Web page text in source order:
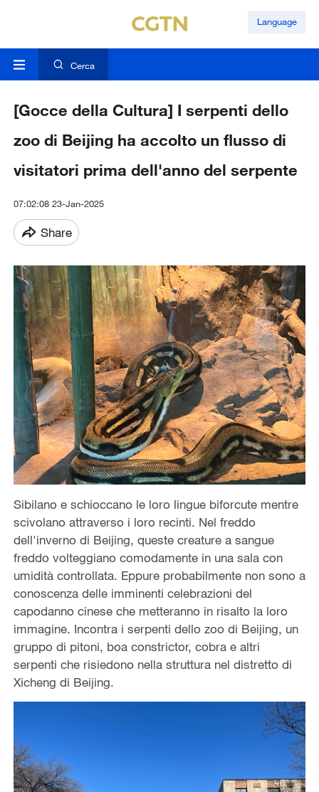
Language
Cerca
[Gocce della Cultura] I serpenti dello
zoo di Beijing ha accolto un flusso di
visitatori prima dell'anno del serpente
07:02:08 23-Jan-2025
Share
Sibilano e schioccano le loro lingue biforcute mentre
scivolano attraverso i loro recinti. Nel freddo
dell'inverno di Beijing, queste creature a sangue
freddo volteggiano comodamente in una sala con
umidità controllata. Eppure probabilmente non sono a
conoscenza delle imminenti celebrazioni del
capodanno cinese che metteranno in risalto la loro
immagine. Incontra i serpenti dello zoo di Beijing, un
gruppo di pitoni, boa constrictor, cobra e altri
serpenti che risiedono nella struttura nel distretto di
Xicheng di Beijing.